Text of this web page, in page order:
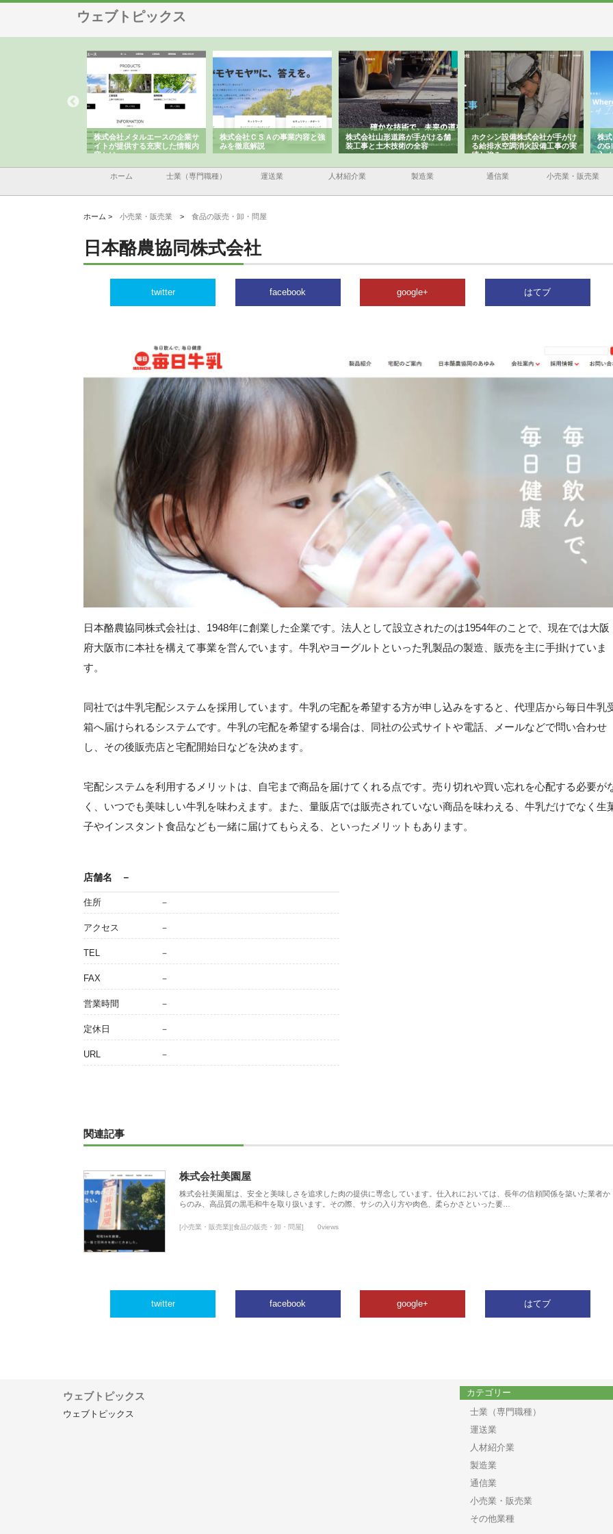
ウェブトピックス
株式会社メタルエースの企業サ
イトが提供する充実した情報内
容とは
株式会社ＣＳＡの事業内容と強
みを徹底解説
株式会社山形道路が手がける舗
装工事と土木技術の全容
ホクシン設備株式会社が手がけ
る給排水空調消火設備工事の実
績と強み
株
の
入
ホーム 士業（専門職種） 運送業 人材紹介業 製造業 通信業 小売業・販売業
ホーム > 小売業・販売業 > 食品の販売・卸・問屋
日本酪農協同株式会社
twitter facebook google+ はてブ
日本酪農協同株式会社は、1948年に創業した企業です。法人として設立されたのは1954年のことで、現在では大阪
府大阪市に本社を構えて事業を営んでいます。牛乳やヨーグルトといった乳製品の製造、販売を主に手掛けていま
す。
同社では牛乳宅配システムを採用しています。牛乳の宅配を希望する方が申し込みをすると、代理店から毎日牛乳
箱へ届けられるシステムです。牛乳の宅配を希望する場合は、同社の公式サイトや電話、メールなどで問い合わせ
し、その後販売店と宅配開始日などを決めます。
宅配システムを利用するメリットは、自宅まで商品を届けてくれる点です。売り切れや買い忘れを心配する必要が
く、いつでも美味しい牛乳を味わえます。また、量販店では販売されていない商品を味わえる、牛乳だけでなく生
子やインスタント食品なども一緒に届けてもらえる、といったメリットもあります。
店舗名 －
住所 －
アクセス －
TEL －
FAX －
営業時間 －
定休日 －
URL －
関連記事
株式会社美園屋
株式会社美園屋は、安全と美味しさを追求した肉の提供に専念しています。仕入れにおいては、長年の信頼関係を築いた業者か
らのみ、高品質の黒毛和牛を取り扱います。その際、サシの入り方や肉色、柔らかさといった要…
[小売業・販売業][食品の販売・卸・問屋] 0views
twitter facebook google+ はてブ
ウェブトピックス
ウェブトピックス
カテゴリー
士業（専門職種）
運送業
人材紹介業
製造業
通信業
小売業・販売業
その他業種